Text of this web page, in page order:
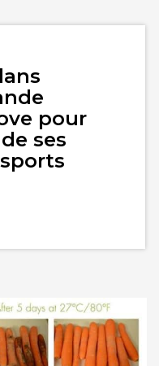
pour
ses